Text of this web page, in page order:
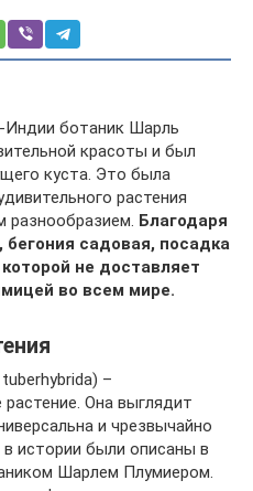
Индии ботаник Шарль
красоты и был
куста. Это была
растения
разнообразием. Благодаря
садовая, посадка
не доставляет
во всем мире.
–
Она выглядит
и чрезвычайно
в истории были описаны в
Шарлем Плумиером.